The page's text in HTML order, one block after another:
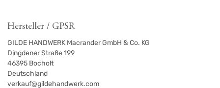
Hersteller / GPSR
GILDE HANDWERK Macrander GmbH & Co. KG
Dingdener Straße 199
46395 Bocholt
Deutschland
verkauf@gildehandwerk.com